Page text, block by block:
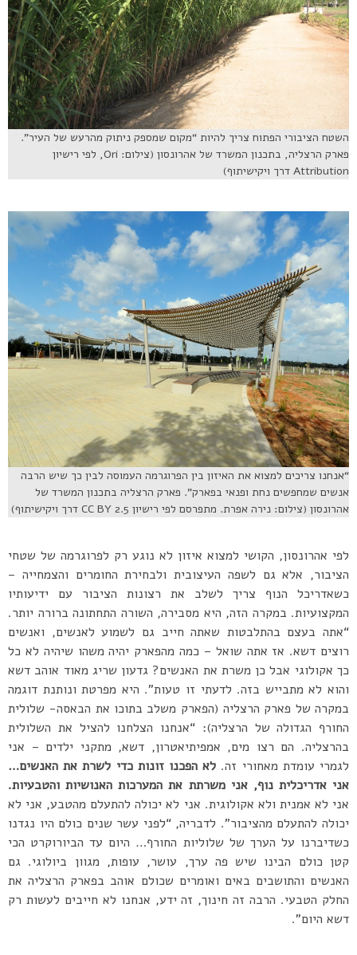
השטח הציבורי הפתוח צריך להיות “מקום שמספק ניתוק מהרעש של העיר”.
פארק הרצליה, בתכנון המשרד של אהרונסון (צילום: Ori, לפי רישיון
Attribution דרך ויקישיתוף)
“אנחנו צריכים למצוא את האיזון בין הפרוגרמה העמוסה לבין כך שיש הרבה
אנשים שמחפשים נחת ופנאי בפארק”. פארק הרצליה בתכנון המשרד של
אהרונסון (צילום: נירה אפרת. מתפרסם לפי רישיון CC BY 2.5 דרך ויקישיתוף)
לפי אהרונסון, הקושי למצוא איזון לא נוגע רק לפרוגרמה של שטחי
הציבור, אלא גם לשפה העיצובית ולבחירת החומרים והצמחייה –
כשאדריכל הנוף צריך לשלב את רצונות הציבור עם ידיעותיו
המקצועיות. במקרה הזה, היא מסבירה, השורה התחתונה ברורה יותר.
“אתה בעצם בהתלבטות שאתה חייב גם לשמוע לאנשים, ואנשים
רוצים דשא. אז אתה שואל – כמה מהפארק יהיה משהו שיהיה לא כל
כך אקולוגי אבל כן משרת את האנשים? גדעון שריג מאוד אוהב דשא
והוא לא מתבייש בזה. לדעתי זו טעות”. היא מפרטת ונותנת דוגמה
במקרה של פארק הרצליה (הפארק משלב בתוכו את הבאסה- שלולית
החורף הגדולה של הרצליה): “אנחנו הצלחנו להציל את השלולית
בהרצליה. הם רצו מים, אמפיתיאטרון, דשא, מתקני ילדים – אני
לגמרי עומדת מאחורי זה. לא הפכנו זונות כדי לשרת את האנשים…
אני אדריכלית נוף, אני משרתת את המערכות האנושיות והטבעיות.
אני לא אמנית ולא אקולוגית. אני לא יכולה להתעלם מהטבע, אני לא
יכולה להתעלם מהציבור”. לדבריה, “לפני עשר שנים כולם היו נגדנו
כשדיברנו על הערך של שלוליות החורף… היום עד הביורוקרט הכי
קטן כולם הבינו שיש פה ערך, עושר, עופות, מגוון ביולוגי. גם
האנשים והתושבים באים ואומרים שכולם אוהב בפארק הרצליה את
החלק הטבעי. הרבה זה חינוך, זה ידע, אנחנו לא חייבים לעשות רק
דשא היום”.